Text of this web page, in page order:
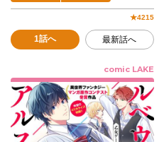
★4215
1話へ 最新話へ
comic LAKE